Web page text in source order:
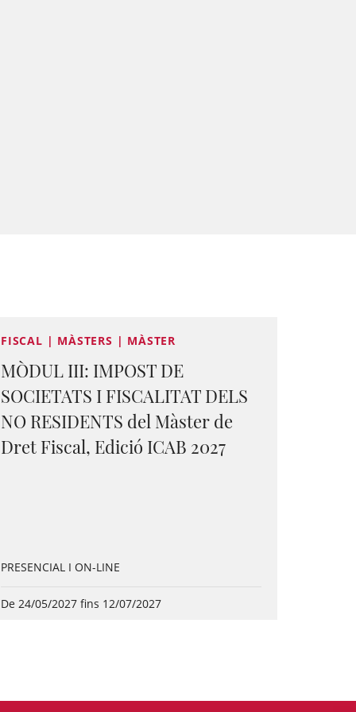
FISCAL | MÀSTERS | MÀSTER
MÒDUL III: IMPOST DE
SOCIETATS I FISCALITAT DELS
NO RESIDENTS del Màster de
Dret Fiscal, Edició ICAB 2027
PRESENCIAL I ON-LINE
De 24/05/2027 fins 12/07/2027